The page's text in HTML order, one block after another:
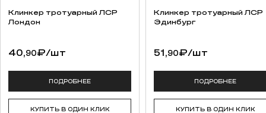
Клинкер тротуарный ЛСР
Лондон
40,90₽/шт
ПОДРОБНЕЕ
КУПИТЬ В ОДИН КЛИК
Клинкер тротуарный ЛСР
Эдинбург
51,90₽/шт
ПОДРОБНЕЕ
КУПИТЬ В ОДИН КЛИК